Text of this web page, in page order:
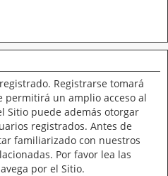
Registrarse tomará
permitirá un amplio acceso al
Sitio puede además otorgar
registrados. Antes de
familiarizado con nuestros
Por favor lea las
por el Sitio.